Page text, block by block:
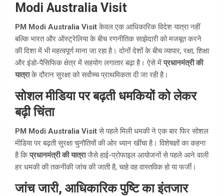
Modi Australia Visit
PM Modi Australia Visitकेवल एक आधिकारिक विदेश यात्रा नहीं
बल्कि भारत और ऑस्ट्रेलिया के बीच रणनीतिक साझेदारी को मजबूत करने
की दिशा में भी महत्वपूर्ण माना जा रहा है। दोनों देशों के बीच व्यापार, रक्षा, शिक्षा
और इंडो-पैसिफिक क्षेत्र में सहयोग लगातार बढ़ा है। ऐसे मेंप्रधानमंत्री की
यात्राके दौरान सुरक्षा को सर्वोच्च प्राथमिकता दी जा रही है।
सोशल मीडिया पर बढ़ती धमकियों को लेकर
बढ़ी चिंता
PM Modi Australia Visitसे पहले मिली धमकी ने एक बार फिर सोशल
मीडिया पर बढ़ती सुरक्षा चुनौतियों की ओर ध्यान खींचा है। विशेषज्ञों का कहना
है किप्रधानमंत्री की यात्राजैसे हाई-प्रोफाइल आयोजनों से पहले आने वाली
हर धमकी की तकनीकी जांच की जाती है, चाहे वह वास्तविक हो या फर्जी।
जांच जारी, आधिकारिक पुष्टि का इंतजार